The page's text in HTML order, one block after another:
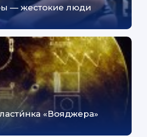
— жестокие люди
«Вояджера»